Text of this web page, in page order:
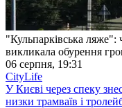
"Кульпарківська ляже":
викликала обурення
06 серпня, 19:31
CityLife
У Києві через спеку
низки трамваїв і